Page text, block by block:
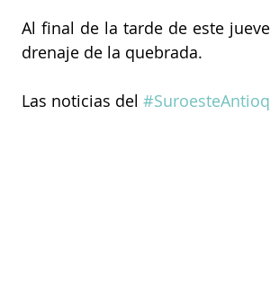
Al final de la tarde de este
drenaje de la quebrada.
Las noticias del